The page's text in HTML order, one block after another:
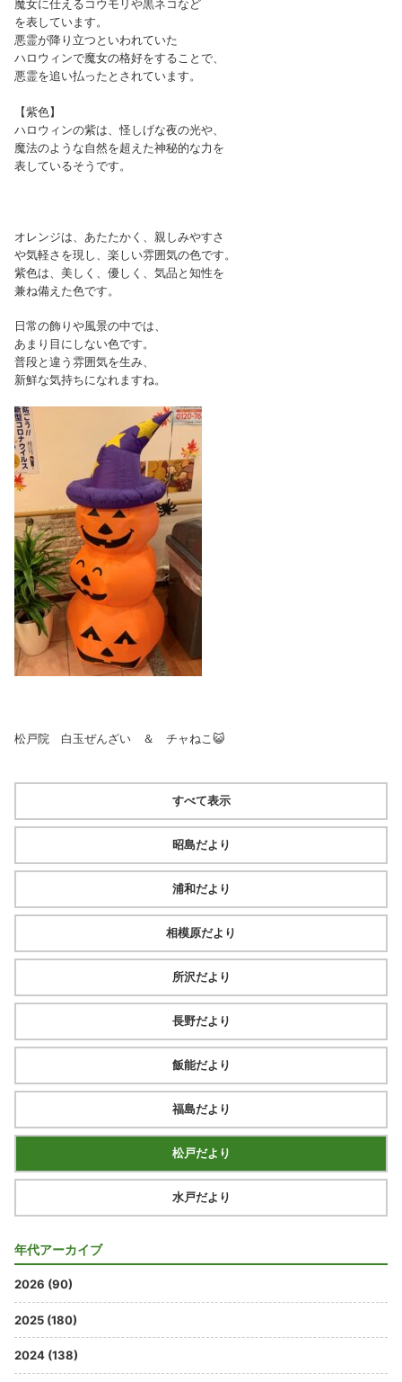
魔女に仕えるコウモリや黒ネコなど
を表しています。
悪霊が降り立つといわれていた
ハロウィンで魔女の格好をすることで、
悪霊を追い払ったとされています。
【紫色】
ハロウィンの紫は、怪しげな夜の光や、
魔法のような自然を超えた神秘的な力を
表しているそうです。
オレンジは、あたたかく、親しみやすさ
や気軽さを現し、楽しい雰囲気の色です。
紫色は、美しく、優しく、気品と知性を
兼ね備えた色です。
日常の飾りや風景の中では、
あまり目にしない色です。
普段と違う雰囲気を生み、
新鮮な気持ちになれますね。
松戸院 白玉ぜんざい ＆ チャねこ😺
すべて表示
昭島だより
浦和だより
相模原だより
所沢だより
長野だより
飯能だより
福島だより
松戸だより
水戸だより
年代アーカイブ
2026 (90)
2025 (180)
2024 (138)